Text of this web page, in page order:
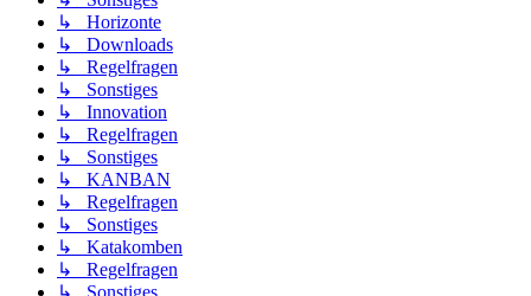
↳ Horizonte
↳ Downloads
↳ Regelfragen
↳ Sonstiges
↳ Innovation
↳ Regelfragen
↳ Sonstiges
↳ KANBAN
↳ Regelfragen
↳ Sonstiges
↳ Katakomben
↳ Regelfragen